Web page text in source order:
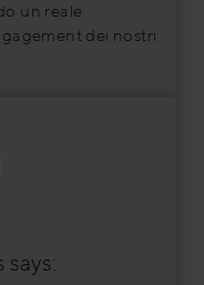
un reale
dei nostri